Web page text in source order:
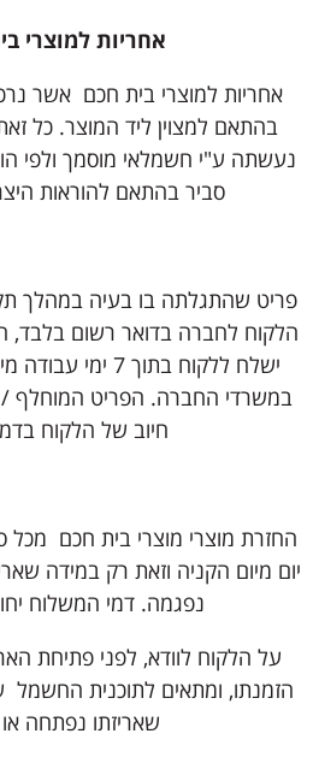
אחריות למוצרי
אחריות למוצרי בית חכם אשר
בהתאם למצוין ליד המוצר. כל
נעשתה ע"י חשמלאי מוסמך ולפי
סביר בהתאם להוראות
פריט שהתגלתה בו בעיה במהלך
הלקוח לחברה בדואר רשום בלבד,
ישלח ללקוח בתוך
במשרדי החברה. הפריט המוחלף /
חיוב של הלקוח
יום מיום הקניה וזאת רק במידה
נפגמה. דמי המשלוח
על הלקוח לוודא, לפני פתיחת
הזמנתו, ומתאים לתוכנית החשמל
שאריזתו נפתחה